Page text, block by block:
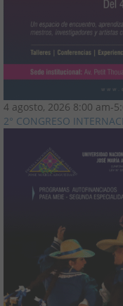
4 agosto, 2026 8:00 am-
2° CONGRESO